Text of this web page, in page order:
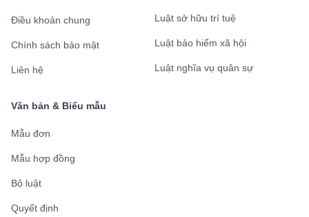
Điều khoản chung
Chính sách bảo mật
Liên hệ
Luật sở hữu trí tuệ
Luật bảo hiểm xã hội
Luật nghĩa vụ quân sự
Văn bản & Biểu mẫu
Mẫu đơn
Mẫu hợp đồng
Bộ luật
Quyết định